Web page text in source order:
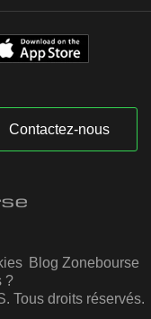
Contactez-nous
Blog Zonebourse
?
Tous droits réservés.